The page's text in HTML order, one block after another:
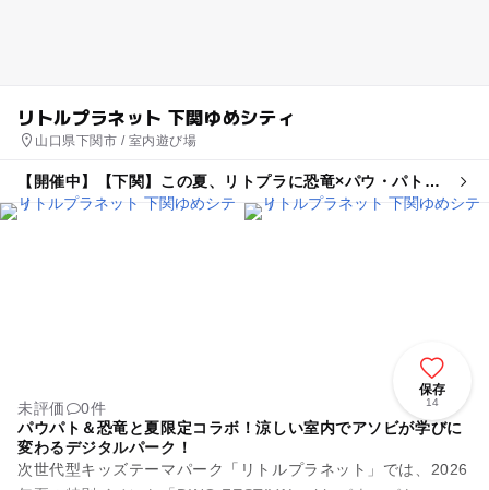
リトルプラネット 下関ゆめシティ
山口県下関市 / 室内遊び場
【開催中】【下関】この夏、リトプラに恐竜×パウ・パトロ
ールがやってくる!
保存
14
未評価
0件
パウパト＆恐竜と夏限定コラボ！涼しい室内でアソビが学びに
変わるデジタルパーク！
次世代型キッズテーマパーク「リトルプラネット」では、2026